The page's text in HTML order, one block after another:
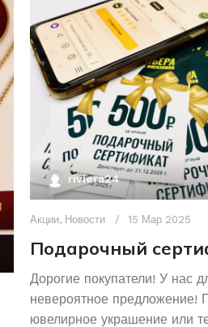
riviera24
Акции, Новости 15 Мар 2025
Подарочный
Дорогие покупатели! У нас
невероятное предложение!
ювелирное украшение или